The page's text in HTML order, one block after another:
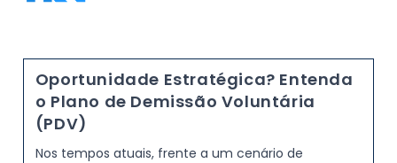
Oportunidade Estratégica? Entenda
o Plano de Demissão Voluntária
(PDV)
Nos tempos atuais, frente a um cenário de